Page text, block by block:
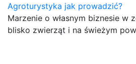
Agroturystyka jak prowadzić?
Marzenie o własnym biznesie w
blisko zwierząt i na świeżym